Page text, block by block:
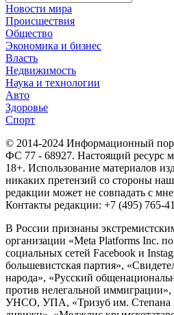
Новости мира
Происшествия
Общество
Экономика и бизнес
Власть
Недвижимость
Наука и технологии
Авто
Здоровье
Спорт
© 2014-2024 Информационный
ФС 77 - 68927. Настоящий ресурс
18+. Использование материалов
никаких претензий со стороны
редакции может не совпадать с
Контакты редакции: +7 (495) 765-
В России признаны
организации «Meta Platforms Inc.
социальных сетей Facebook и
большевистская партия»,
народа», «Русский
против нелегальной
УНСО, УПА, «Тризуб им. Степана